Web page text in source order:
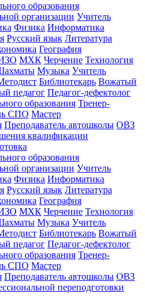
образования
организации Учитель
Физика Информатика
Русский язык Литература
География
МХК Черчение Технология
Музыка Учитель
Библиотекарь Вожатый
педагог Педагог-дефектолог
образования Тренер-
СПО Мастер
Преподаватель автошколы ОВЗ
квалификации
образования
организации Учитель
Физика Информатика
Русский язык Литература
География
МХК Черчение Технология
Музыка Учитель
Библиотекарь Вожатый
педагог Педагог-дефектолог
образования Тренер-
СПО Мастер
Преподаватель автошколы ОВЗ
переподготовки